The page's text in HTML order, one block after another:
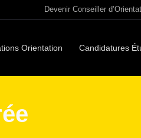
Devenir Conseiller
Orientation Candidatures